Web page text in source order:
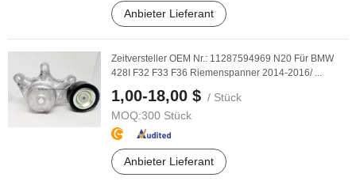
Anbieter Lieferant
Zeitversteller OEM Nr.: 11287594969 N20 Für BMW
428I F32 F33 F36 Riemenspanner 2014-2016/ ...
1,00-18,00 $ / Stück
MOQ:300 Stück
Anbieter Lieferant